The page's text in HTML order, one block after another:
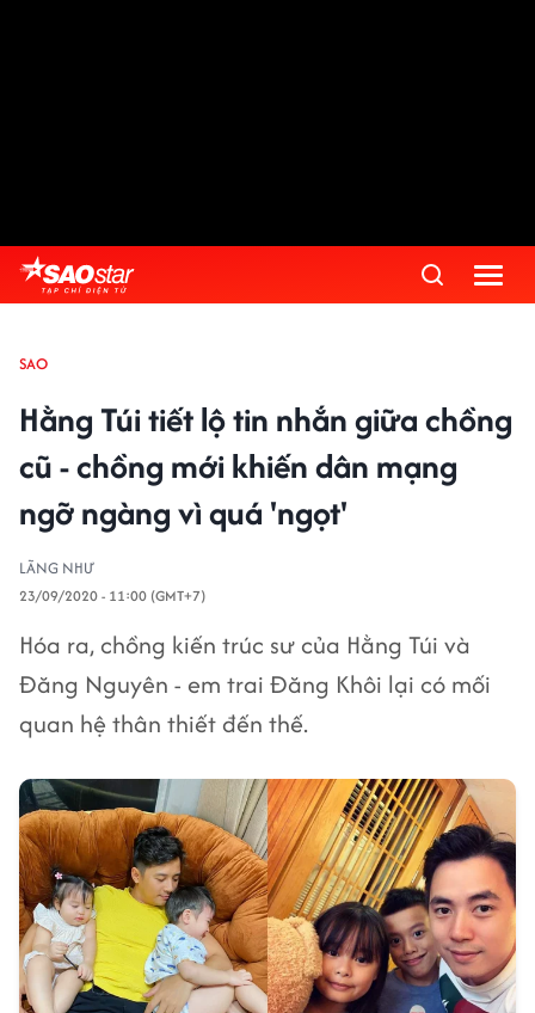
SAO
Hằng Túi tiết lộ tin nhắn giữa chồng
cũ - chồng mới khiến dân mạng
ngỡ ngàng vì quá 'ngọt'
LÃNG NHƯ
23/09/2020 - 11:00 (GMT+7)
Hóa ra, chồng kiến trúc sư của Hằng Túi và
Đăng Nguyên - em trai Đăng Khôi lại có mối
quan hệ thân thiết đến thế.